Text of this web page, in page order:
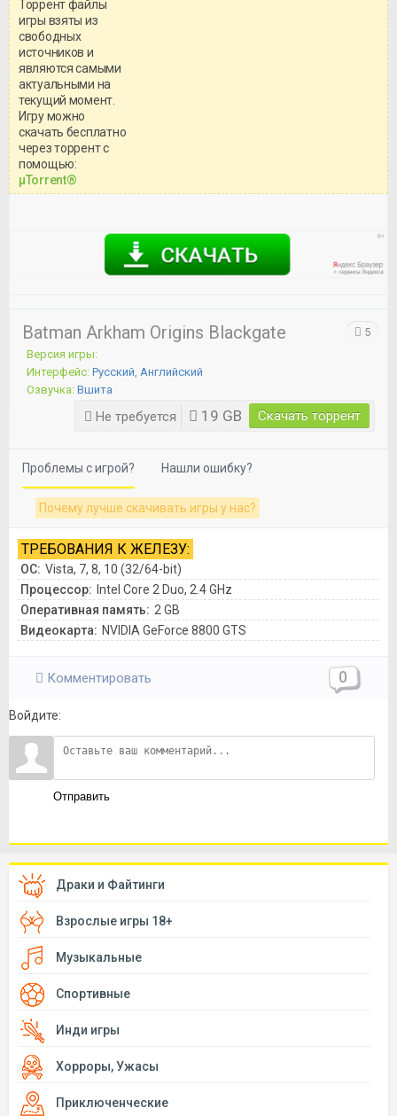
системными требованиями и
Торрент файлы
игры взяты из
свободных
источников и
являются самыми
актуальными на
текущий момент.
Игру можно
скачать бесплатно
через торрент с
помощью:
μTorrent®
Batman Arkham Origins Blackgate
Версия игры:
Интерфейс: Русский, Английский
Озвучка: Вшита
Не требуется 19 GB Скачать торрент
5
Проблемы с игрой? Нашли ошибку?
Почему лучше скачивать игры у нас?
ТРЕБОВАНИЯ К ЖЕЛЕЗУ:
ОС: Vista, 7, 8, 10 (32/64-bit)
Процессор: Intel Core 2 Duo, 2.4 GHz
Оперативная память: 2 GB
Видеокарта: NVIDIA GeForce 8800 GTS
Комментировать 0
Войдите:
Отправить
Драки и Файтинги
Взрослые игры 18+
Музыкальные
Спортивные
Инди игры
Хорроры, Ужасы
Приключенческие